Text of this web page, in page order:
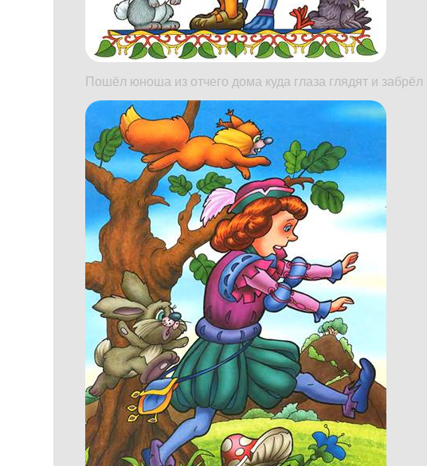
Пошёл юноша из отчего дома куда глаза глядят и забрёл